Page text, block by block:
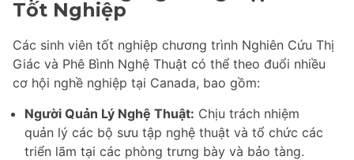
Tốt Nghiệp
Các sinh viên tốt nghiệp chương trình Nghiên Cứu Thị
Giác và Phê Bình Nghệ Thuật có thể theo đuổi nhiều
cơ hội nghề nghiệp tại Canada, bao gồm:
Người Quản Lý Nghệ Thuật: Chịu trách nhiệm
quản lý các bộ sưu tập nghệ thuật và tổ chức các
triển lãm tại các phòng trưng bày và bảo tàng.